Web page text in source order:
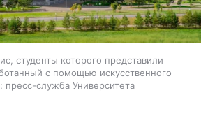
студенты которого представили
с помощью искусственного
пресс-служба Университета